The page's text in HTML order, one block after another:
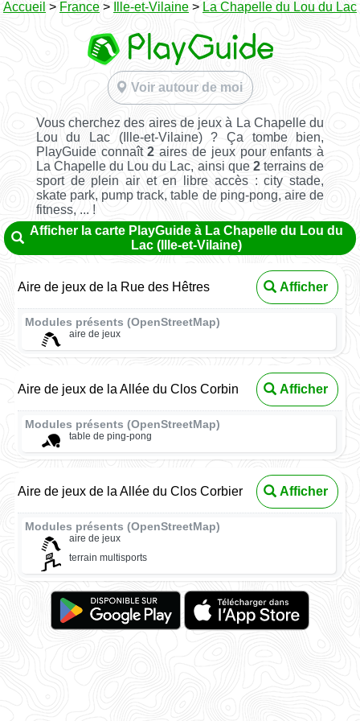
Accueil > France > Ille-et-Vilaine > La Chapelle du Lou du Lac
Voir autour de moi
Vous cherchez des aires de jeux à La Chapelle du
Lou du Lac (Ille-et-Vilaine) ? Ça tombe bien,
PlayGuide connaît2 aires de jeux pour enfants à
La Chapelle du Lou du Lac, ainsi que 2terrains de
sport de plein air et en libre accès : city stade,
skate park, pump track, table de ping-pong, aire de
fitness, ... !
Afficher la carte PlayGuide à La Chapelle du Lou du
Lac (Ille-et-Vilaine)
Aire de jeux de la Rue des Hêtres Afficher
Modules présents (OpenStreetMap)
aire de jeux
Aire de jeux de la Allée du Clos Corbin Afficher
Modules présents (OpenStreetMap)
table de ping-pong
Aire de jeux de la Allée du Clos Corbier Afficher
Modules présents (OpenStreetMap)
aire de jeux
terrain multisports